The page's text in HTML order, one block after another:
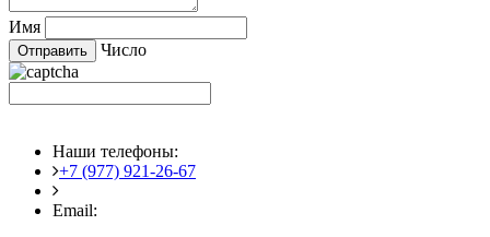
Имя
Число
Наши телефоны:
+7 (977) 921-26-67
Email: